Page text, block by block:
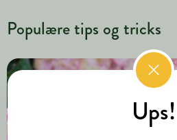
Populære tips og tricks
Ups!